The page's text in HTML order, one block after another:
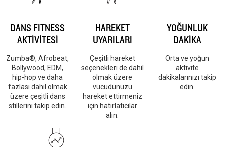
DANS FITNESS
AKTİVİTESİ
Zumba®, Afrobeat,
Bollywood, EDM,
hip-hop ve daha
fazlası dahil olmak
üzere çeşitli dans
stillerini takip edin.
HAREKET
UYARILARI
Çeşitli hareket
seçenekleri de dahil
olmak üzere
vücudunuzu
hareket ettirmeniz
için hatırlatıcılar
alın.
YOĞUNLUK
DAKİKA
Orta ve yoğun
aktivite
dakikalarınızı takip
edin.